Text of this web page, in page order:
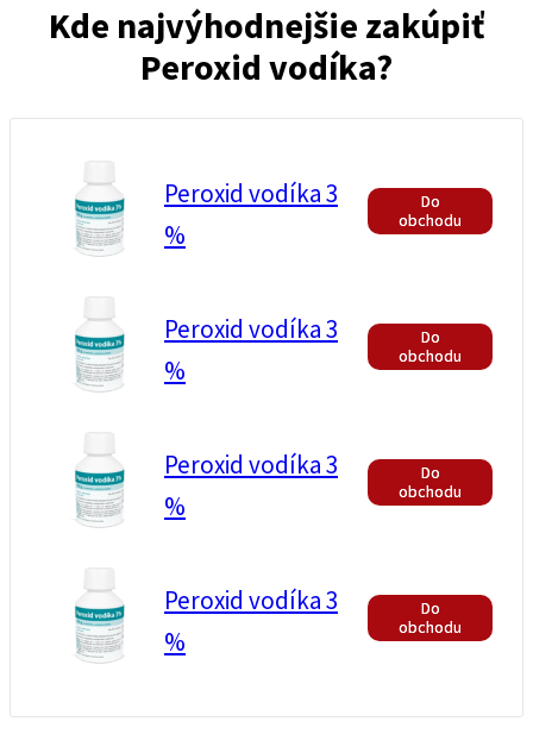
Kde najvýhodnejšie zakúpiť
Peroxid vodíka?
Peroxid vodíka 3
%
Do
obchodu
Peroxid vodíka 3
%
Do
obchodu
Peroxid vodíka 3
%
Do
obchodu
Peroxid vodíka 3
%
Do
obchodu